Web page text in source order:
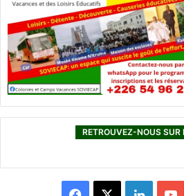
RETROUVEZ-NOUS SUR